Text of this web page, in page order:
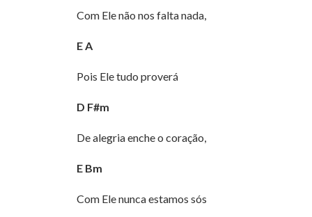
Com Ele não nos falta nada,
E A
Pois Ele tudo proverá
D F#m
De alegria enche o coração,
E Bm
Com Ele nunca estamos sós